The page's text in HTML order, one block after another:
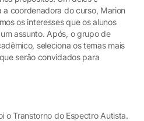
coordenadora do curso, Marion
os interesses que os alunos
assunto. Após, o grupo de
seleciona os temas mais
serão convidados para
o Transtorno do Espectro Autista.